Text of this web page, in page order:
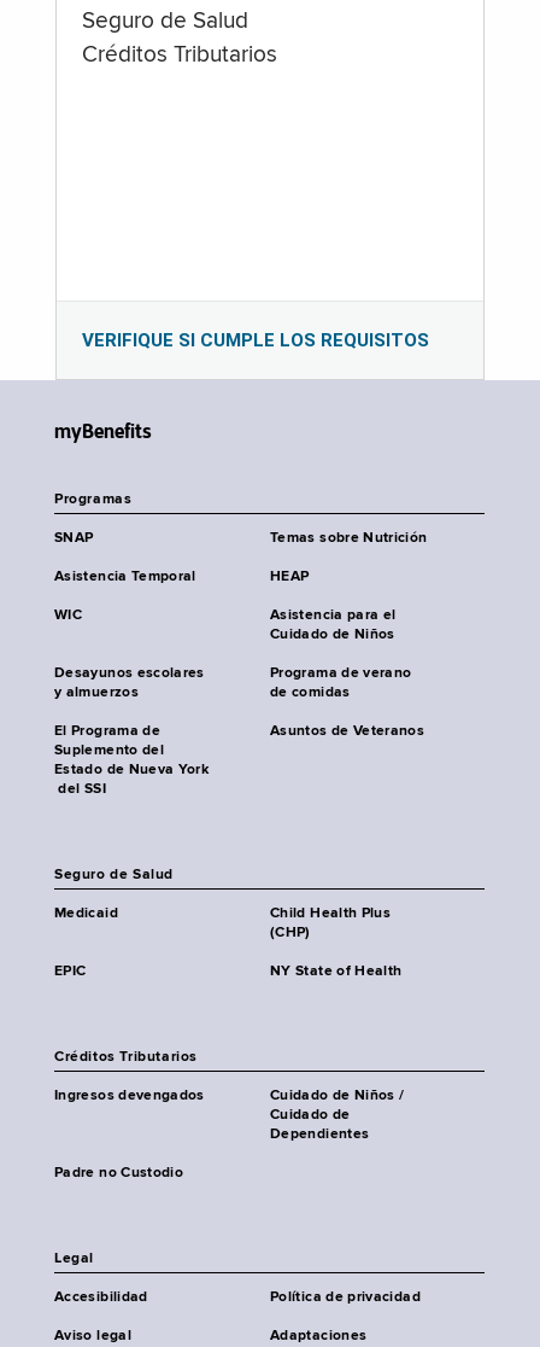
Seguro de Salud
Créditos Tributarios
VERIFIQUE SI CUMPLE LOS REQUISITOS
myBenefits
Programas
SNAP Temas sobre Nutrición
Asistencia Temporal HEAP
WIC
Asistencia para el
Cuidado de Niños
Desayunos escolares
y almuerzos
Programa de verano
de comidas
El Programa de
Suplemento del
Estado de Nueva York
del SSI
Asuntos de Veteranos
Seguro de Salud
Medicaid
Child Health Plus
(CHP)
EPIC NY State of Health
Créditos Tributarios
Ingresos devengados
Cuidado de Niños /
Cuidado de
Dependientes
Padre no Custodio
Legal
Accesibilidad Política de privacidad
Aviso legal
Adaptaciones